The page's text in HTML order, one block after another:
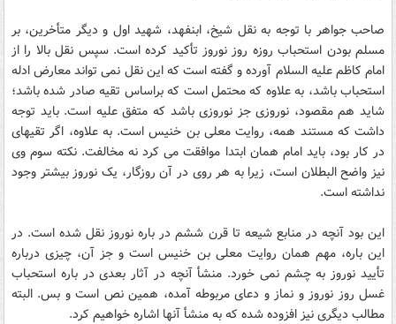
صاحب جواهر با توجه به نقل شيخ، ابن‏فهد، شهيد اول و ديگر متأخرين، بر
مسلم بودن استحباب روزه روز نوروز تأکيد کرده است. سپس نقل بالا را از
امام کاظم عليه السلام آورده و گفته است که اين نقل نمى‏ تواند معارض ادله
استحباب باشد، به علاوه که محتمل است که براساس تقيه صادر شده باشد؛
شايد هم مقصود، نوروزى جز نوروزى باشد که متفق عليه است. بايد توجه
داشت که مستند همه، روايت معلى بن خنيس است. به علاوه، اگر تقيه‏اى
در کار بود، بايد امام همان ابتدا موافقت مى ‏کرد نه مخالفت. نکته سوم وى
نيز واضح البطلان است، زيرا به هر روى در آن روزگار، يک نوروز بيشتر وجود
نداشته است.
اين بود آنچه در منابع شيعه تا قرن ششم در باره نوروز نقل شده است. در
اين باره، مهم همان روايت معلى بن خنيس است و جز آن، چيزى درباره
تأييد نوروز به چشم نمى‏ خورد. منشأ آنچه در آثار بعدى در باره استحباب
غسل روز نوروز و نماز و دعاى مربوطه آمده، همين نص است و بس. البته
مطالب ديگرى نيز افزوده شده که به منشأ آنها اشاره خواهيم کرد.